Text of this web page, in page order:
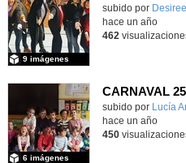
Contenido
subido por Desiree
9 imágenes
hace un año
462
CARNAVAL 25
Contenido
subido por Lucía
6 imágenes
hace un año
450